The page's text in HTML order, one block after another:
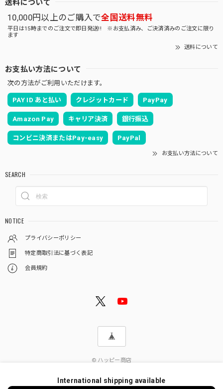
10,000円以上のご購入で全国送料無料
平日は15時までのご注文で即日発送!! ※お支払済み、ご決済済みのご注文に限り
ます
送料について
お支払い方法について
次の方法がご利用いただけます。
PAY ID あと払い クレジットカード PayPay
Amazon Pay キャリア決済 銀行振込
コンビニ決済またはPay-easy PayPal
お支払い方法について
SEARCH
NOTICE
プライバシーポリシー
特定商取引法に基づく表記
会員規約
© ハッピー商店
International shipping available